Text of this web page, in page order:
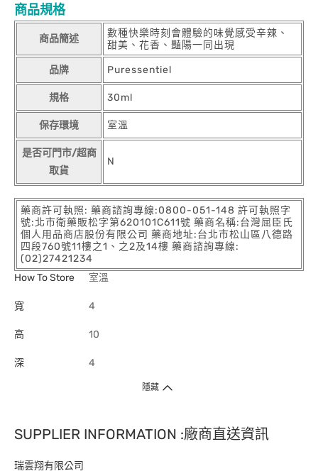
商品規格
商品簡述
數種快樂時刻會體驗的味覺感受辛辣、
甜美、花香、豔陽一同出現
品牌 Puressentiel
規格 30ml
保存環境 室溫
是否可門市/超商
取貨
N
藥商許可執照: 藥商諮詢專線:0800-051-148 許可執照字
號:北市衛藥販松字第620101C611號 藥商名稱:台灣屈臣氏
個人用品商店股份有限公司 藥商地址:台北市松山區八德路
四段760號11樓之1、之2及14樓 藥商諮詢專線:
(02)27421234
How To Store
室溫
寬 4
高 10
深 4
隱藏
SUPPLIER INFORMATION :廠商直送資訊
瑞雲翔有限公司